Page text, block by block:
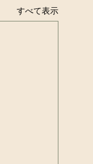
すべて表示